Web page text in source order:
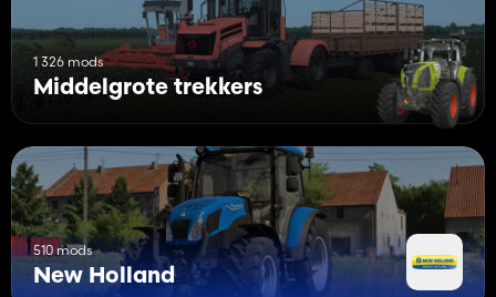
1 326 mods
Middelgrote trekkers
510 mods
New Holland